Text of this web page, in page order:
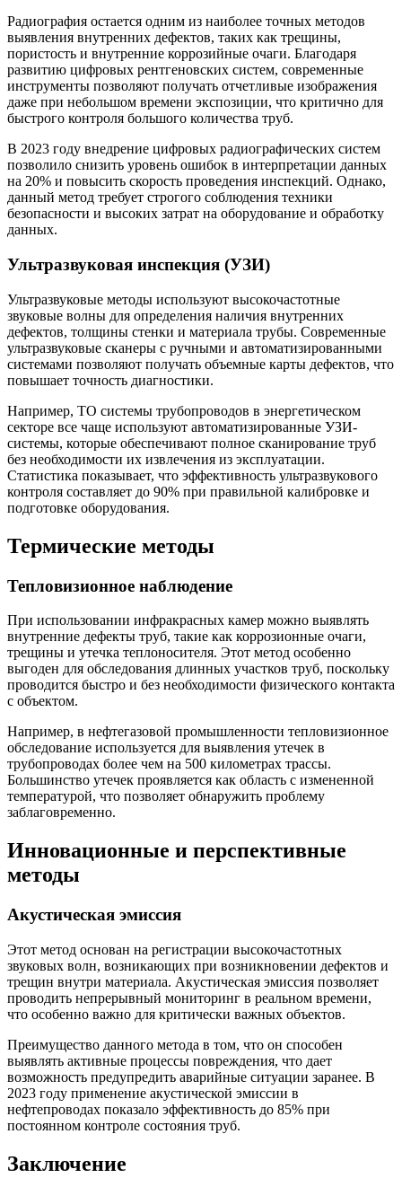
Радиография остается одним из наиболее точных методов
выявления внутренних дефектов, таких как трещины,
пористость и внутренние коррозийные очаги. Благодаря
развитию цифровых рентгеновских систем, современные
инструменты позволяют получать отчетливые изображения
даже при небольшом времени экспозиции, что критично для
быстрого контроля большого количества труб.
В 2023 году внедрение цифровых радиографических систем
позволило снизить уровень ошибок в интерпретации данных
на 20% и повысить скорость проведения инспекций. Однако,
данный метод требует строгого соблюдения техники
безопасности и высоких затрат на оборудование и обработку
данных.
Ультразвуковая инспекция (УЗИ)
Ультразвуковые методы используют высокочастотные
звуковые волны для определения наличия внутренних
дефектов, толщины стенки и материала трубы. Современные
ультразвуковые сканеры с ручными и автоматизированными
системами позволяют получать объемные карты дефектов, что
повышает точность диагностики.
Например, ТО системы трубопроводов в энергетическом
секторе все чаще используют автоматизированные УЗИ-
системы, которые обеспечивают полное сканирование труб
без необходимости их извлечения из эксплуатации.
Статистика показывает, что эффективность ультразвукового
контроля составляет до 90% при правильной калибровке и
подготовке оборудования.
Термические методы
Тепловизионное наблюдение
При использовании инфракрасных камер можно выявлять
внутренние дефекты труб, такие как коррозионные очаги,
трещины и утечка теплоносителя. Этот метод особенно
выгоден для обследования длинных участков труб, поскольку
проводится быстро и без необходимости физического контакта
с объектом.
Например, в нефтегазовой промышленности тепловизионное
обследование используется для выявления утечек в
трубопроводах более чем на 500 километрах трассы.
Большинство утечек проявляется как область с измененной
температурой, что позволяет обнаружить проблему
заблаговременно.
Инновационные и перспективные
методы
Акустическая эмиссия
Этот метод основан на регистрации высокочастотных
звуковых волн, возникающих при возникновении дефектов и
трещин внутри материала. Акустическая эмиссия позволяет
проводить непрерывный мониторинг в реальном времени,
что особенно важно для критически важных объектов.
Преимущество данного метода в том, что он способен
выявлять активные процессы повреждения, что дает
возможность предупредить аварийные ситуации заранее. В
2023 году применение акустической эмиссии в
нефтепроводах показало эффективность до 85% при
постоянном контроле состояния труб.
Заключение